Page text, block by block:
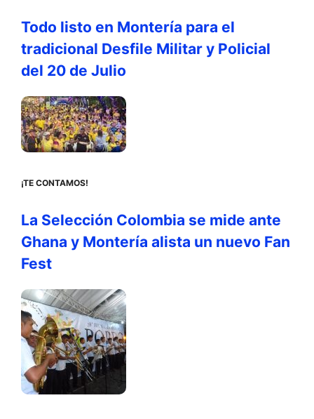
Todo listo en Montería para el
tradicional Desfile Militar y Policial
del 20 de Julio
¡TE CONTAMOS!
La Selección Colombia se mide ante
Ghana y Montería alista un nuevo Fan
Fest